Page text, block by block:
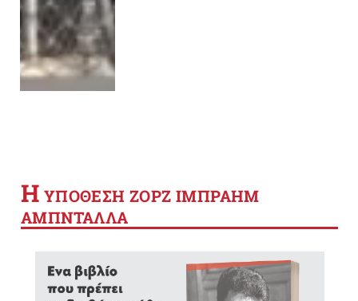
Η YΠΟΘΕΣΗ ΖΟΡΖ ΙΜΠΡΑΗΜ
ΑΜΠΝΤΑΛΛΑ